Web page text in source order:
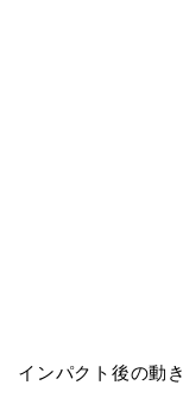
インパクト後の動